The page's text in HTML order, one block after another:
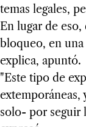
temas legales,
En lugar de
bloqueo, en una
explica, apuntó.
"Este tipo de
extemporáneas,
solo- por seguir